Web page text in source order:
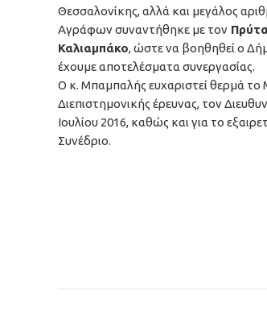
Θεσσαλονίκης, αλλά και μεγάλος
Αγράφων συναντήθηκε με τον
Καλιαμπάκο, ώστε να βοηθηθεί ο
έχουμε αποτελέσματα συνεργασίας.
Ο κ. Μπαμπαλής ευχαριστεί θερμά το
Διεπιστημονικής έρευνας, τον
Ιουλίου 2016, καθώς και για το
Συνέδριο.